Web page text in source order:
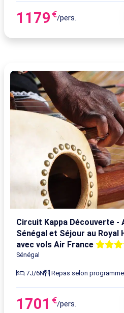
1179 €/pers.
Circuit Kappa Découverte -
Sénégal et Séjour au Royal
avec vols Air France
Sénégal
7J/6N Repas selon programme
1701 €/pers.